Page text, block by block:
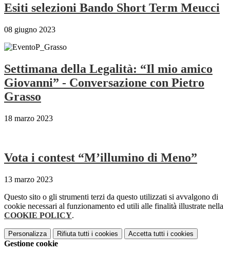
Esiti selezioni Bando Short Term Meucci
08 giugno 2023
Settimana della Legalità: “Il mio amico
Giovanni” - Conversazione con Pietro
Grasso
18 marzo 2023
Vota i contest “M’illumino di Meno”
13 marzo 2023
Questo sito o gli strumenti terzi da questo utilizzati si avvalgono di
cookie necessari al funzionamento ed utili alle finalità illustrate nella
COOKIE POLICY.
Personalizza Rifiuta tutti i cookies Accetta tutti i cookies
Gestione cookie